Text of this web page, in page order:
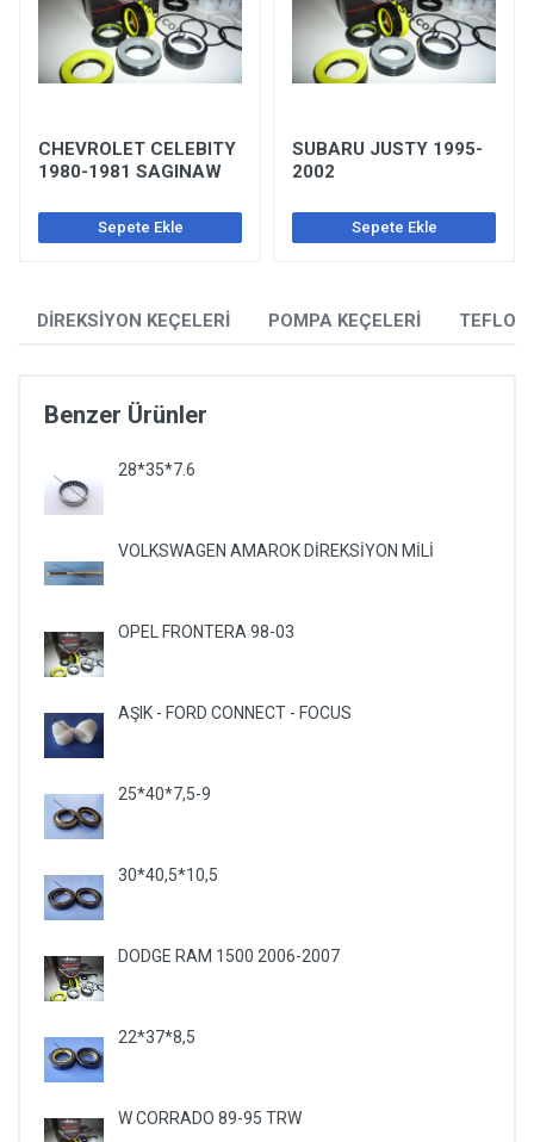
DİREKSİYON KEÇELERİ POMPA KEÇELERİ
Benzer Ürünler
28*35*7.6
VOLKSWAGEN AMAROK DİREKSİYON MİLİ
OPEL FRONTERA 98-03
AŞIK - FORD CONNECT - FOCUS
25*40*7,5-9
30*40,5*10,5
DODGE RAM 1500 2006-2007
22*37*8,5
W CORRADO 89-95 TRW
CHEVROLET CELEBITY
1980-1981 SAGINAW
Sepete Ekle
SUBARU JUSTY 1995-
2002
Sepete Ekle